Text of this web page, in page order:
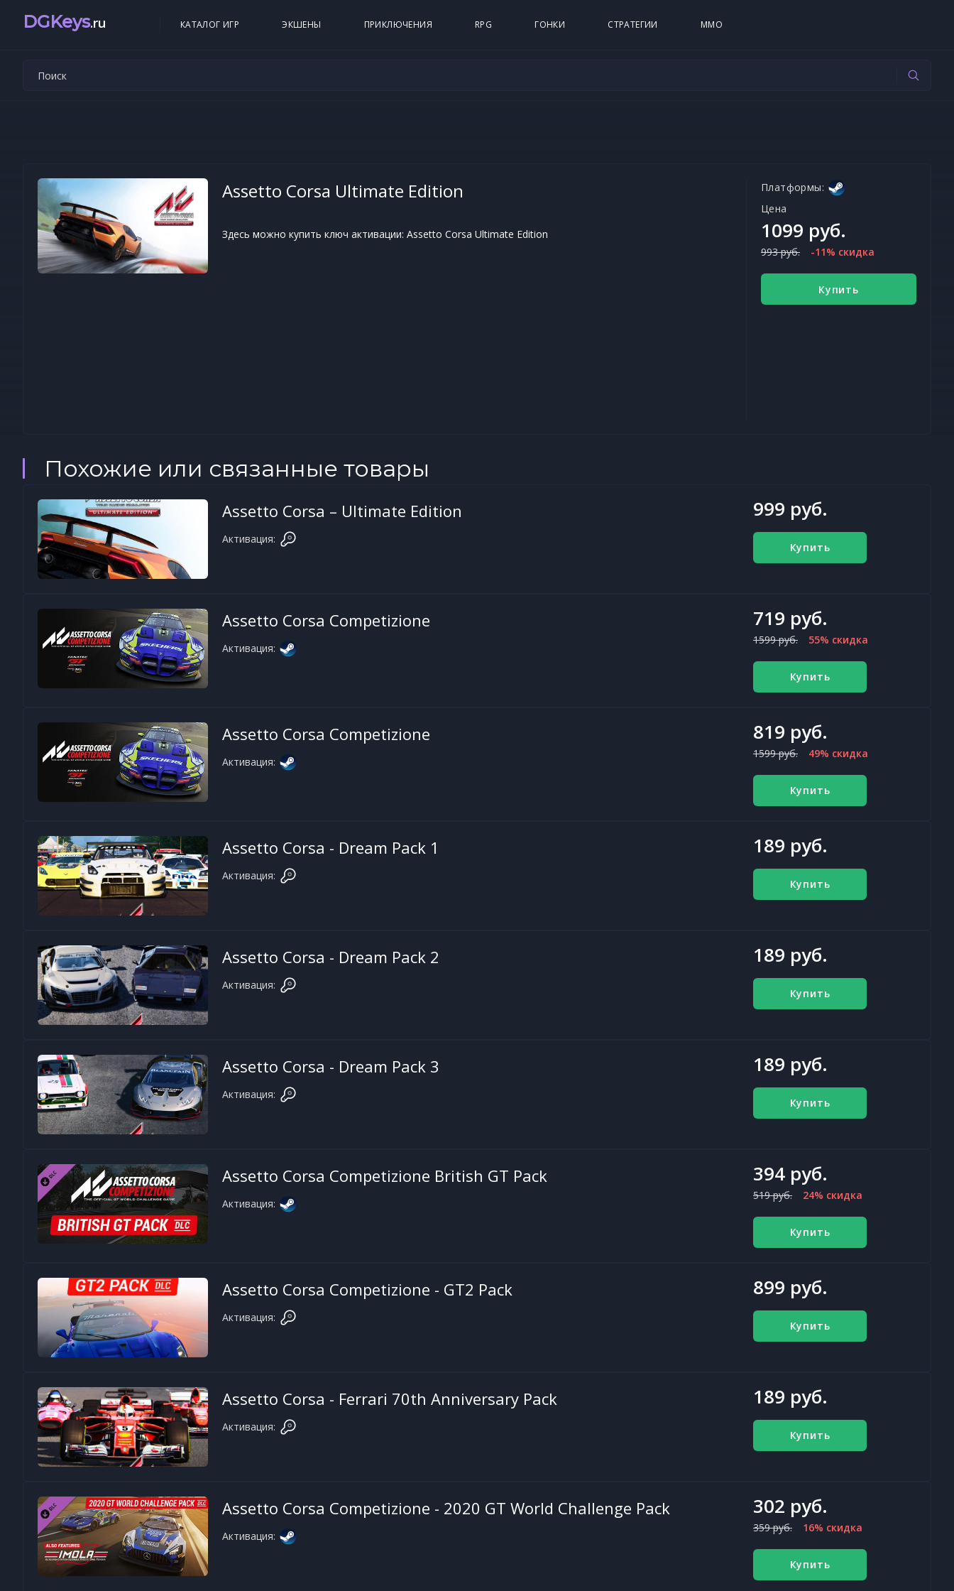
DGKeys.ru КАТАЛОГ ИГР ЭКШЕНЫ ПРИКЛЮЧЕНИЯ RPG ГОНКИ СТРАТЕГИИ MMO
Assetto Corsa Ultimate Edition
Здесь можно купить ключ активации: Assetto Corsa Ultimate Edition
Платформы:
Цена
1099 руб.
993 руб. -11% скидка
Купить
Похожие или связанные товары
Assetto Corsa – Ultimate Edition
Активация:
999 руб.
Купить
Assetto Corsa Competizione
Активация:
719 руб.
1599 руб. 55% скидка
Купить
Assetto Corsa Competizione
Активация:
819 руб.
1599 руб. 49% скидка
Купить
Assetto Corsa - Dream Pack 1
Активация:
189 руб.
Купить
Assetto Corsa - Dream Pack 2
Активация:
189 руб.
Купить
Assetto Corsa - Dream Pack 3
Активация:
189 руб.
Купить
Assetto Corsa Competizione British GT Pack
Активация:
394 руб.
519 руб. 24% скидка
Купить
Assetto Corsa Competizione - GT2 Pack
Активация:
899 руб.
Купить
Assetto Corsa - Ferrari 70th Anniversary Pack
Активация:
189 руб.
Купить
Assetto Corsa Competizione - 2020 GT World Challenge Pack
Активация:
302 руб.
359 руб. 16% скидка
Купить